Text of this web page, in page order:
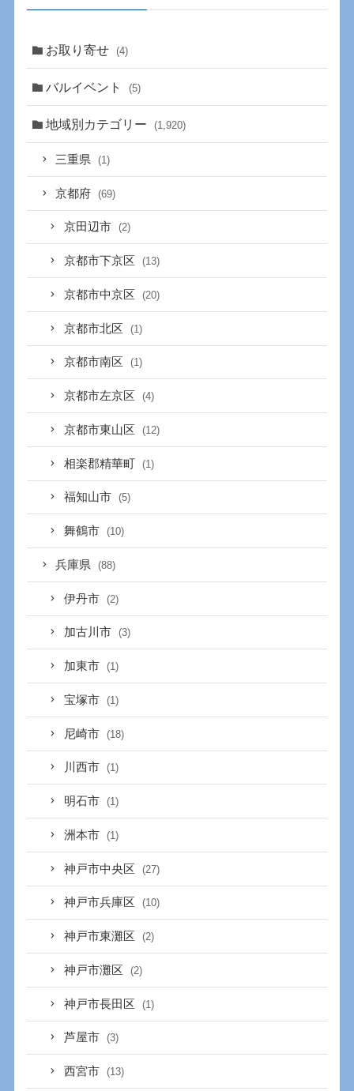
お取り寄せ (4)
バルイベント (5)
地域別カテゴリー (1,920)
三重県 (1)
京都府 (69)
京田辺市 (2)
京都市下京区 (13)
京都市中京区 (20)
京都市北区 (1)
京都市南区 (1)
京都市左京区 (4)
京都市東山区 (12)
相楽郡精華町 (1)
福知山市 (5)
舞鶴市 (10)
兵庫県 (88)
伊丹市 (2)
加古川市 (3)
加東市 (1)
宝塚市 (1)
尼崎市 (18)
川西市 (1)
明石市 (1)
洲本市 (1)
神戸市中央区 (27)
神戸市兵庫区 (10)
神戸市東灘区 (2)
神戸市灘区 (2)
神戸市長田区 (1)
芦屋市 (3)
西宮市 (13)